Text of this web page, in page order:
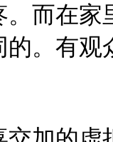
。而在
的。有观